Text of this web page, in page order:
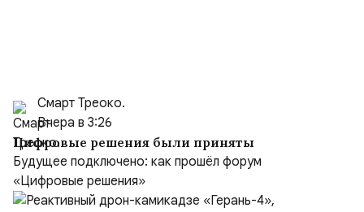
Смарт Треоко.
Вчера в 3:26
Цифровые решения были приняты
Будущее подключено: как прошёл форум
«Цифровые решения»